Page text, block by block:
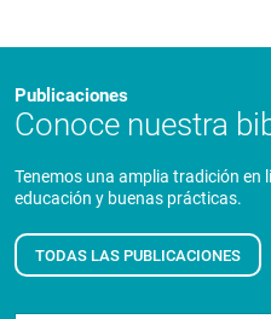
Publicaciones
Conoce nuestra
Tenemos una amplia tradición en
educación y buenas prácticas.
TODAS LAS PUBLICACIONES